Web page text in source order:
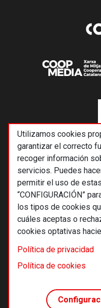
Utilizamos cookies
garantizar el correcto
recoger información
servicios. Puedes
permitir el uso de
“CONFIGURACIÓN”
los tipos de cookies
cuáles aceptas o
cookies optativas
Política de privacidad
Política de cookies
© 2026
Footer
Términos y